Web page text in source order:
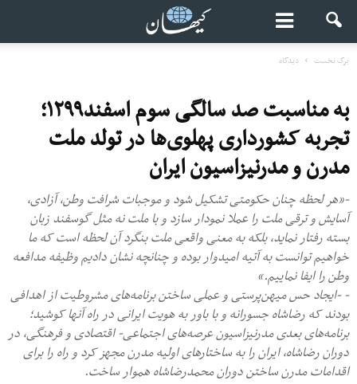
برگ نخست دیدگاه
به مناسبت صد سالگی سوم اسفند۱۲۹۹؛
تجربه کشورداری پهلوی‌ها در تولد ملت
مدرن و مدرنیزاسیون ایران
-«هر لحظه چنان حکومتی تشکیل شود و موجبات شرافت وطن، آزادی،
آسایش و ترقی ملت را عملا نمودار سازد و با ملت نه مثل گوسفند زبان
بسته رفتار نماید، بلکه به معنی واقعی ملت بنگرد آن لحظه است که ما
خواهیم توانست به آتیه امیدوار بوده و چنانچه نشان دادیم وظیفه مدافعه
وطن را ایفا نماییم.»
- -ایجاد حس میهن‌پرستی و عملی ساختن برنامه‌های مشروطیت از اهدافی
بودند که رضاشاه جسورانه و با باور به هویت ایرانی در راه آنها کوشید؛
برنامه‌های بعدی مدرنیزاسیون عرصه‌های اجتماعی- اقتصادی و فرهنگی، در
دوران رضاشاه، ایران را به ساختارهای اولیه مدرن مجهز کرد و راه را برای
اقدامات مدرن ساختن دوران محمدرضاشاه هموار ساخت.